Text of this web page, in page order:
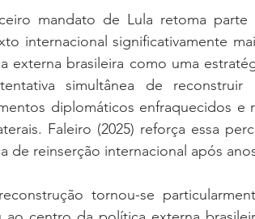
mandato de Lula retoma parte
internacional significativamente
externa brasileira como uma
simultânea de
diplomáticos enfraquecidos
Faleiro (2025) reforça essa
de reinserção internacional após
tornou-se